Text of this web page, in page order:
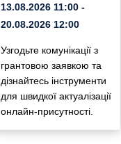
13.08.2026 11:00 -
20.08.2026 12:00
Узгодьте комунікації з
грантовою заявкою та
дізнайтесь інструменти
для швидкої актуалізації
онлайн-присутності.